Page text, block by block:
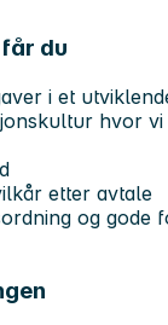
du
i et
hvor
etter avtale
og gode